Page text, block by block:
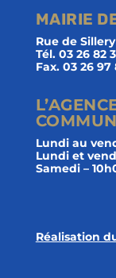
MAIRIE
Rue de Sillery
Tél. 03 26 82
Fax. 03 26 97
Lundi au
Lundi et
Samedi –
Réalisation